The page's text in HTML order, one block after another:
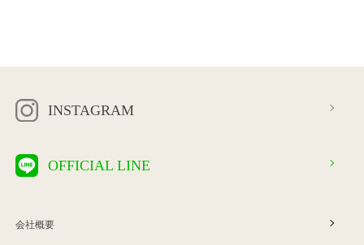
INSTAGRAM
OFFICIAL LINE
会社概要